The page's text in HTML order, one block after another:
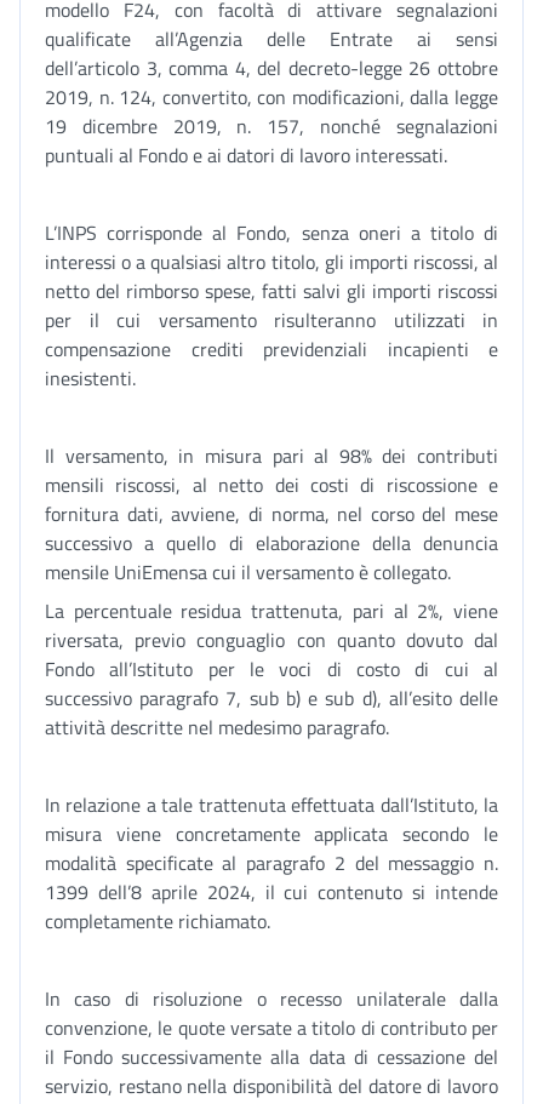
modello F24, con facoltà di attivare segnalazioni
qualificate all’Agenzia delle Entrate ai sensi
dell’articolo 3, comma 4, del decreto-legge 26 ottobre
2019, n. 124, convertito, con modificazioni, dalla legge
19 dicembre 2019, n. 157, nonché segnalazioni
puntuali al Fondo e ai datori di lavoro interessati.
L’INPS corrisponde al Fondo, senza oneri a titolo di
interessi o a qualsiasi altro titolo, gli importi riscossi, al
netto del rimborso spese, fatti salvi gli importi riscossi
per il cui versamento risulteranno utilizzati in
compensazione crediti previdenziali incapienti e
inesistenti.
Il versamento, in misura pari al 98% dei contributi
mensili riscossi, al netto dei costi di riscossione e
fornitura dati, avviene, di norma, nel corso del mese
successivo a quello di elaborazione della denuncia
mensile UniEmensa cui il versamento è collegato.
La percentuale residua trattenuta, pari al 2%, viene
riversata, previo conguaglio con quanto dovuto dal
Fondo all’Istituto per le voci di costo di cui al
successivo paragrafo 7, sub b) e sub d), all’esito delle
attività descritte nel medesimo paragrafo.
In relazione a tale trattenuta effettuata dall’Istituto, la
misura viene concretamente applicata secondo le
modalità specificate al paragrafo 2 del messaggio n.
1399 dell’8 aprile 2024, il cui contenuto si intende
completamente richiamato.
In caso di risoluzione o recesso unilaterale dalla
convenzione, le quote versate a titolo di contributo per
il Fondo successivamente alla data di cessazione del
servizio, restano nella disponibilità del datore di lavoro